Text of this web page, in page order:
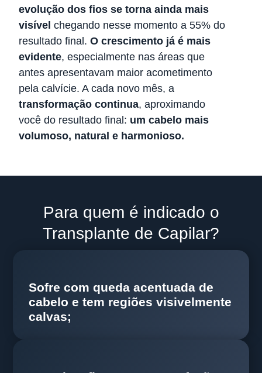
evolução dos fios se torna ainda mais
visível chegando nesse momento a 55% do
resultado final.O crescimento já é mais
evidente, especialmente nas áreas que
antes apresentavam maior acometimento
pela calvície. A cada novo mês, a
transformação continua, aproximando
você do resultado final: um cabelo mais
volumoso, natural e harmonioso.
Para quem é indicado o
Transplante de Capilar?
Sofre com queda acentuada de
cabelo e tem regiões visivelmente
calvas;